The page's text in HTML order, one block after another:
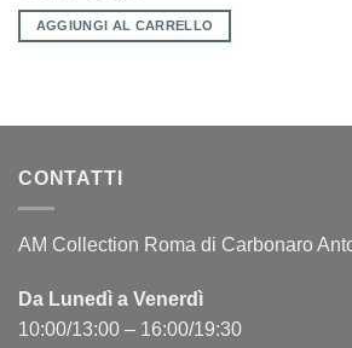
AGGIUNGI AL CARRELLO
CONTATTI
AM Collection Roma di Carbonaro
Da Lunedì a Venerdì
10:00/13:00 – 16:00/19:30